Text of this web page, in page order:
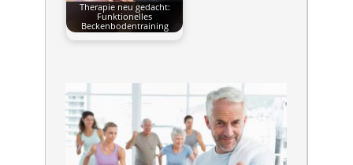
Therapie neu gedacht:
Funktionelles
Beckenbodentraining